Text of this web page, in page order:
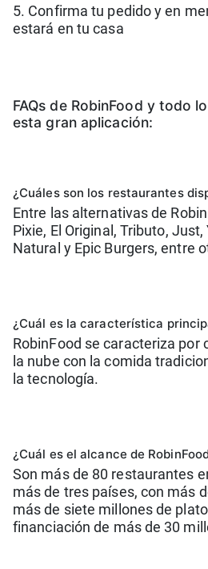
5. Confirma tu pedido y en
estará en tu casa
FAQs de RobinFood y todo
esta gran aplicación:
¿Cuáles son los restaurantes
Entre las alternativas de
Pixie, El Original, Tributo,
Natural y Epic Burgers, entre
¿Cuál es la característica
RobinFood se caracteriza por
la nube con la comida
la tecnología.
¿Cuál es el alcance de
Son más de 80 restaurantes
más de tres países, con más
más de siete millones de
financiación de más de 30